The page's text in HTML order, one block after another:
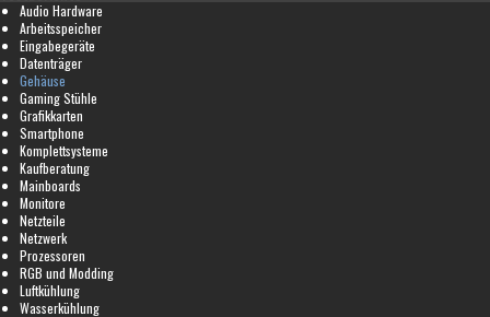
Audio Hardware
Arbeitsspeicher
Eingabegeräte
Datenträger
Gehäuse
Gaming Stühle
Grafikkarten
Smartphone
Komplettsysteme
Kaufberatung
Mainboards
Monitore
Netzteile
Netzwerk
Prozessoren
RGB und Modding
Luftkühlung
Wasserkühlung